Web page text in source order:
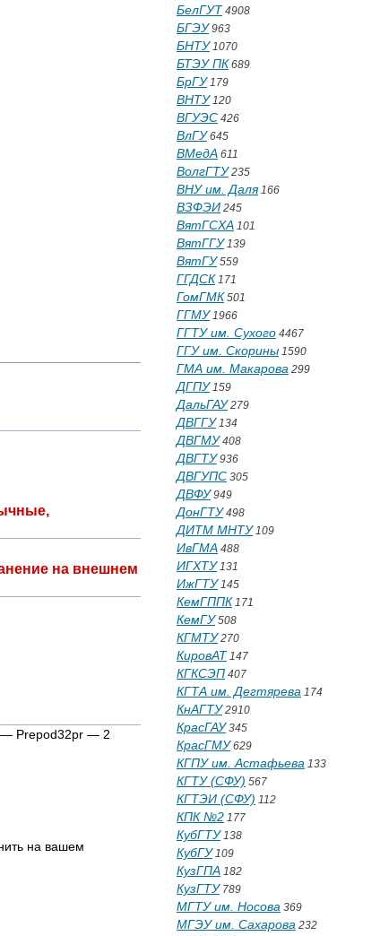
на внешнем
— Prepod32pr — 2
на вашем
БелГУТ 4908
БГЭУ963
БНТУ1070
БТЭУ ПК 689
БрГУ179
ВНТУ120
ВГУЭС 426
ВлГУ645
ВМедА 611
ВолгГТУ235
ВНУ им. Даля166
ВЗФЭИ 245
ВятГСХА 101
ВятГГУ139
ВятГУ559
ГГДСК 171
ГомГМК 501
ГГМУ1966
ГГТУ им. Сухого 4467
ГГУ им. Скорины 1590
ГМА им. Макарова 299
ДГПУ159
ДальГАУ279
ДВГГУ134
ДВГМУ408
ДВГТУ936
ДВГУПС 305
ДВФУ949
ДонГТУ498
ДИТМ МНТУ109
ИвГМА 488
ИГХТУ131
ИжГТУ145
КемГППК 171
КемГУ508
КГМТУ270
КировАТ 147
КГКСЭП 407
КГТА им. Дегтярева 174
КнАГТУ2910
КрасГАУ345
КрасГМУ629
КГПУ им. Астафьева 133
КГТУ (СФУ) 567
КГТЭИ (СФУ) 112
КПК №2 177
КубГТУ138
КубГУ109
КузГПА 182
КузГТУ789
МГТУ им. Носова 369
МГЭУ им. Сахарова 232